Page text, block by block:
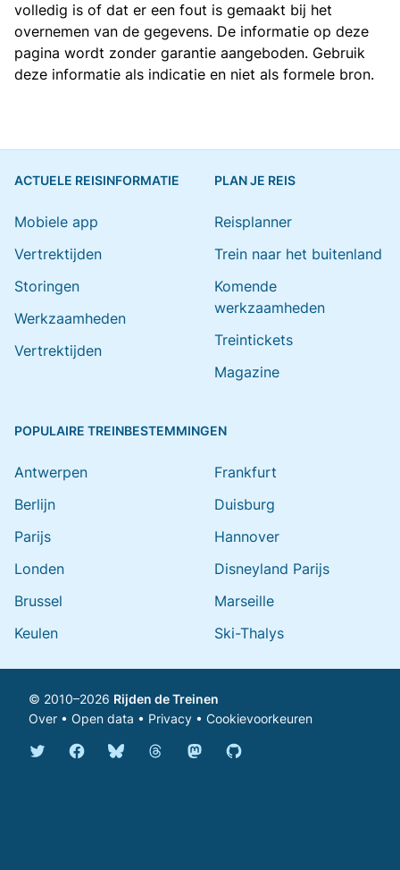
volledig is of dat er een fout is gemaakt bij het
overnemen van de gegevens. De informatie op deze
pagina wordt zonder garantie aangeboden. Gebruik
deze informatie als indicatie en niet als formele bron.
ACTUELE REISINFORMATIE
Mobiele app
Vertrektijden
Storingen
Werkzaamheden
Vertrektijden
PLAN JE REIS
Reisplanner
Trein naar het buitenland
Komende
werkzaamheden
Treintickets
Magazine
POPULAIRE TREINBESTEMMINGEN
Antwerpen
Berlijn
Parijs
Londen
Brussel
Keulen
Frankfurt
Duisburg
Hannover
Disneyland Parijs
Marseille
Ski-Thalys
© 2010–2026 Rijden de Treinen
Over • Open data • Privacy • Cookievoorkeuren